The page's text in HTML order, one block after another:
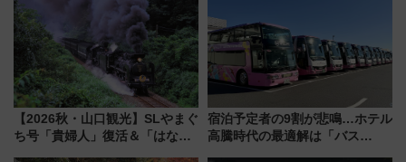
【2026秋・山口観光】SLやまぐ
ち号「貴婦人」復活＆「はなあ
宿泊予定者の9割が悲鳴…ホテル
高騰時代の最適解は「バス